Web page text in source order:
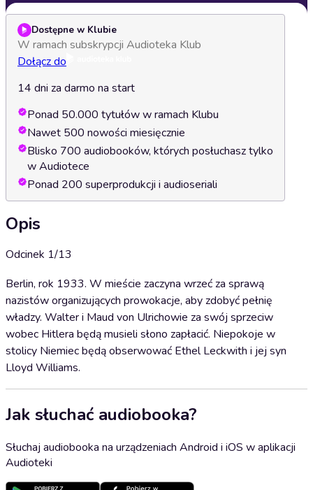
Dostępne w Klubie
W ramach subskrypcji Audioteka Klub
Dołącz do
14 dni za darmo na start
Ponad 50.000 tytułów w ramach Klubu
Nawet 500 nowości miesięcznie
Blisko 700 audiobooków, których posłuchasz tylko
w Audiotece
Ponad 200 superprodukcji i audioseriali
Opis
Odcinek 1/13
Berlin, rok 1933. W mieście zaczyna wrzeć za sprawą
nazistów organizujących prowokacje, aby zdobyć pełnię
władzy. Walter i Maud von Ulrichowie za swój sprzeciw
wobec Hitlera będą musieli słono zapłacić. Niepokoje w
stolicy Niemiec będą obserwować Ethel Leckwith i jej syn
Lloyd Williams.
Jak słuchać audiobooka?
Słuchaj audiobooka na urządzeniach Android i iOS w aplikacji
Audioteki